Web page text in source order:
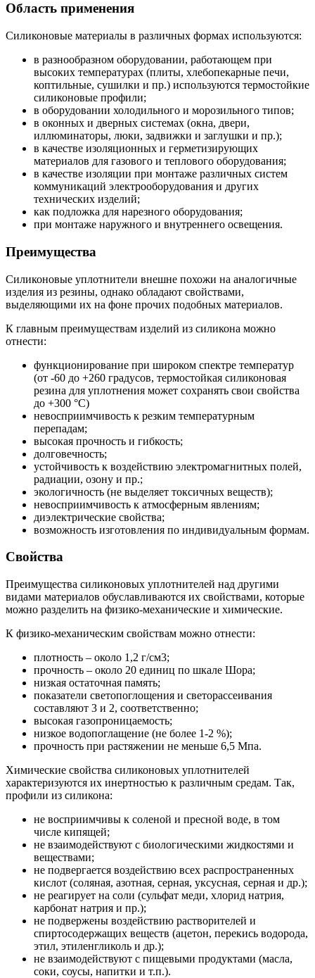
Область применения
Силиконовые материалы в различных формах используются:
в разнообразном оборудовании, работающем при
высоких температурах (плиты, хлебопекарные печи,
коптильные, сушилки и пр.) используются термостойкие
силиконовые профили;
в оборудовании холодильного и морозильного типов;
в оконных и дверных системах (окна, двери,
иллюминаторы, люки, задвижки и заглушки и пр.);
в качестве изоляционных и герметизирующих
материалов для газового и теплового оборудования;
в качестве изоляции при монтаже различных систем
коммуникаций электрооборудования и других
технических изделий;
как подложка для нарезного оборудования;
при монтаже наружного и внутреннего освещения.
Преимущества
Силиконовые уплотнители внешне похожи на аналогичные
изделия из резины, однако обладают свойствами,
выделяющими их на фоне прочих подобных материалов.
К главным преимуществам изделий из силикона можно
отнести:
функционирование при широком спектре температур
(от -60 до +260 градусов, термостойкая силиконовая
резина для уплотнения может сохранять свои свойства
до +300 °С)
невосприимчивость к резким температурным
перепадам;
высокая прочность и гибкость;
долговечность;
устойчивость к воздействию электромагнитных полей,
радиации, озону и пр.;
экологичность (не выделяет токсичных веществ);
невосприимчивость к атмосферным явлениям;
диэлектрические свойства;
возможность изготовления по индивидуальным формам.
Свойства
Преимущества силиконовых уплотнителей над другими
видами материалов обуславливаются их свойствами, которые
можно разделить на физико-механические и химические.
К физико-механическим свойствам можно отнести:
плотность – около 1,2 г/см3;
прочность – около 20 единиц по шкале Шора;
низкая остаточная память;
показатели светопоглощения и светорассеивания
составляют 3 и 2, соответственно;
высокая газопроницаемость;
низкое водопоглащение (не более 1-2 %);
прочность при растяжении не меньше 6,5 Мпа.
Химические свойства силиконовых уплотнителей
характеризуются их инертностью к различным средам. Так,
профили из силикона:
не восприимчивы к соленой и пресной воде, в том
числе кипящей;
не взаимодействуют с биологическими жидкостями и
веществами;
не подвергается воздействию всех распространенных
кислот (соляная, азотная, серная, уксусная, серная и др.);
не реагирует на соли (сульфат меди, хлорид натрия,
карбонат натрия и пр.);
не подвержены воздействию растворителей и
спиртосодержащих веществ (ацетон, перекись водорода,
этил, этиленгликоль и др.);
не взаимодействуют с пищевыми продуктами (масла,
соки, соусы, напитки и т.п.).